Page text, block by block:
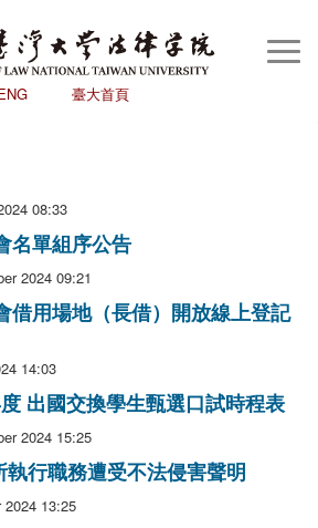
臺大首頁
學術研究
學生專區
國際交流中心
評鑑
高教深耕
心輔室
捐贈
here: 首頁 最新消息
08:33
名單組序公告
2024 09:21
借用場地（長借）開放線上登記
14:03
出國交換學生甄選口試時程表
2024 15:25
行職務遭受不法侵害聲明
2024 13:25